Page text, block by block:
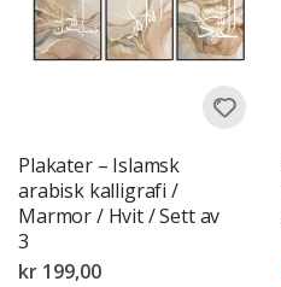
Plakater – Islamsk
arabisk kalligrafi /
Marmor / Hvit / Sett av
3
kr 199,00